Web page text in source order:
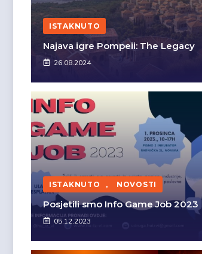
ISTAKNUTO
Najava igre Pompeii: The Legacy
26.08.2024
ISTAKNUTO , NOVOSTI
Posjetili smo Info Game Job 2023
05.12.2023